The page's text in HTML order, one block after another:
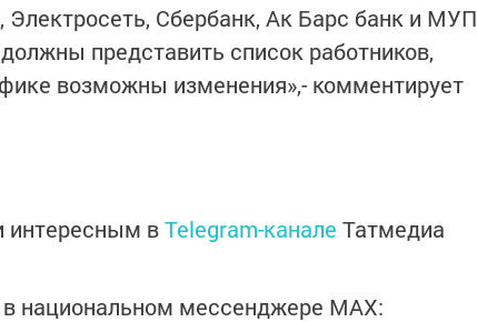
Сбербанк, Ак Барс банк и МУП
представить список работников,
возможны изменения»,- комментирует
вTelegram-канале Татмедиа
в национальном мессенджере MАХ: